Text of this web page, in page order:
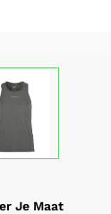
Je Maat